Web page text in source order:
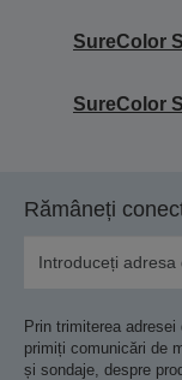
SureColor
SureColor
Rămâneți
Prin trimiterea
primiți comunicări de
și sondaje, despre